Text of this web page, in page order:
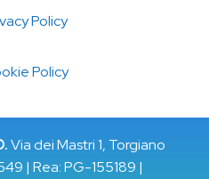
Policy
Policy
Via dei Mastri 1, Torgiano
| Rea: PG-155189 |